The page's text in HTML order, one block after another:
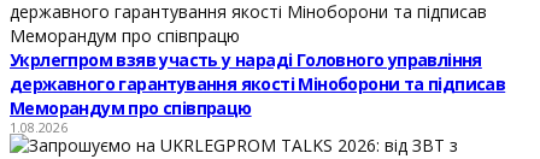
Укрлегпром взяв участь у нараді Головного управління
державного гарантування якості Міноборони та підписав
Меморандум про співпрацю
1.08.2026